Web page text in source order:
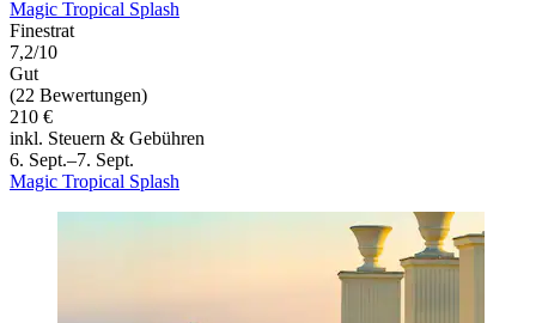
Magic Tropical Splash
Finestrat
7,2/10
Gut
(22 Bewertungen)
210 €
inkl. Steuern & Gebühren
6. Sept.–7. Sept.
Magic Tropical Splash